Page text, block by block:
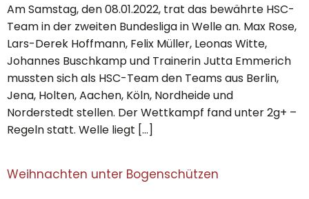
Am Samstag, den 08.01.2022, trat das bewährte HSC-
Team in der zweiten Bundesliga in Welle an. Max Rose,
Lars-Derek Hoffmann, Felix Müller, Leonas Witte,
Johannes Buschkamp und Trainerin Jutta Emmerich
mussten sich als HSC-Team den Teams aus Berlin,
Jena, Holten, Aachen, Köln, Nordheide und
Norderstedt stellen. Der Wettkampf fand unter 2g+ –
Regeln statt. Welle liegt […]
Weihnachten unter Bogenschützen